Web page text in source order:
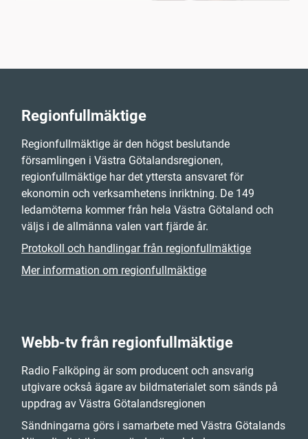
Regionfullmäktige
Regionfullmäktige är den högst beslutande
församlingen i Västra Götalandsregionen,
regionfullmäktige har det yttersta ansvaret för
ekonomin och verksamhetens inriktning. De 149
ledamöterna kommer från hela Västra Götaland och
väljs i de allmänna valen vart fjärde år.
Protokoll och handlingar från regionfullmäktige
Mer information om regionfullmäktige
Webb-tv från regionfullmäktige
Radio Falköping är som producent och ansvarig
utgivare också ägare av bildmaterialet som sänds på
uppdrag av Västra Götalandsregionen
Sändningarna görs i samarbete med Västra Götalands